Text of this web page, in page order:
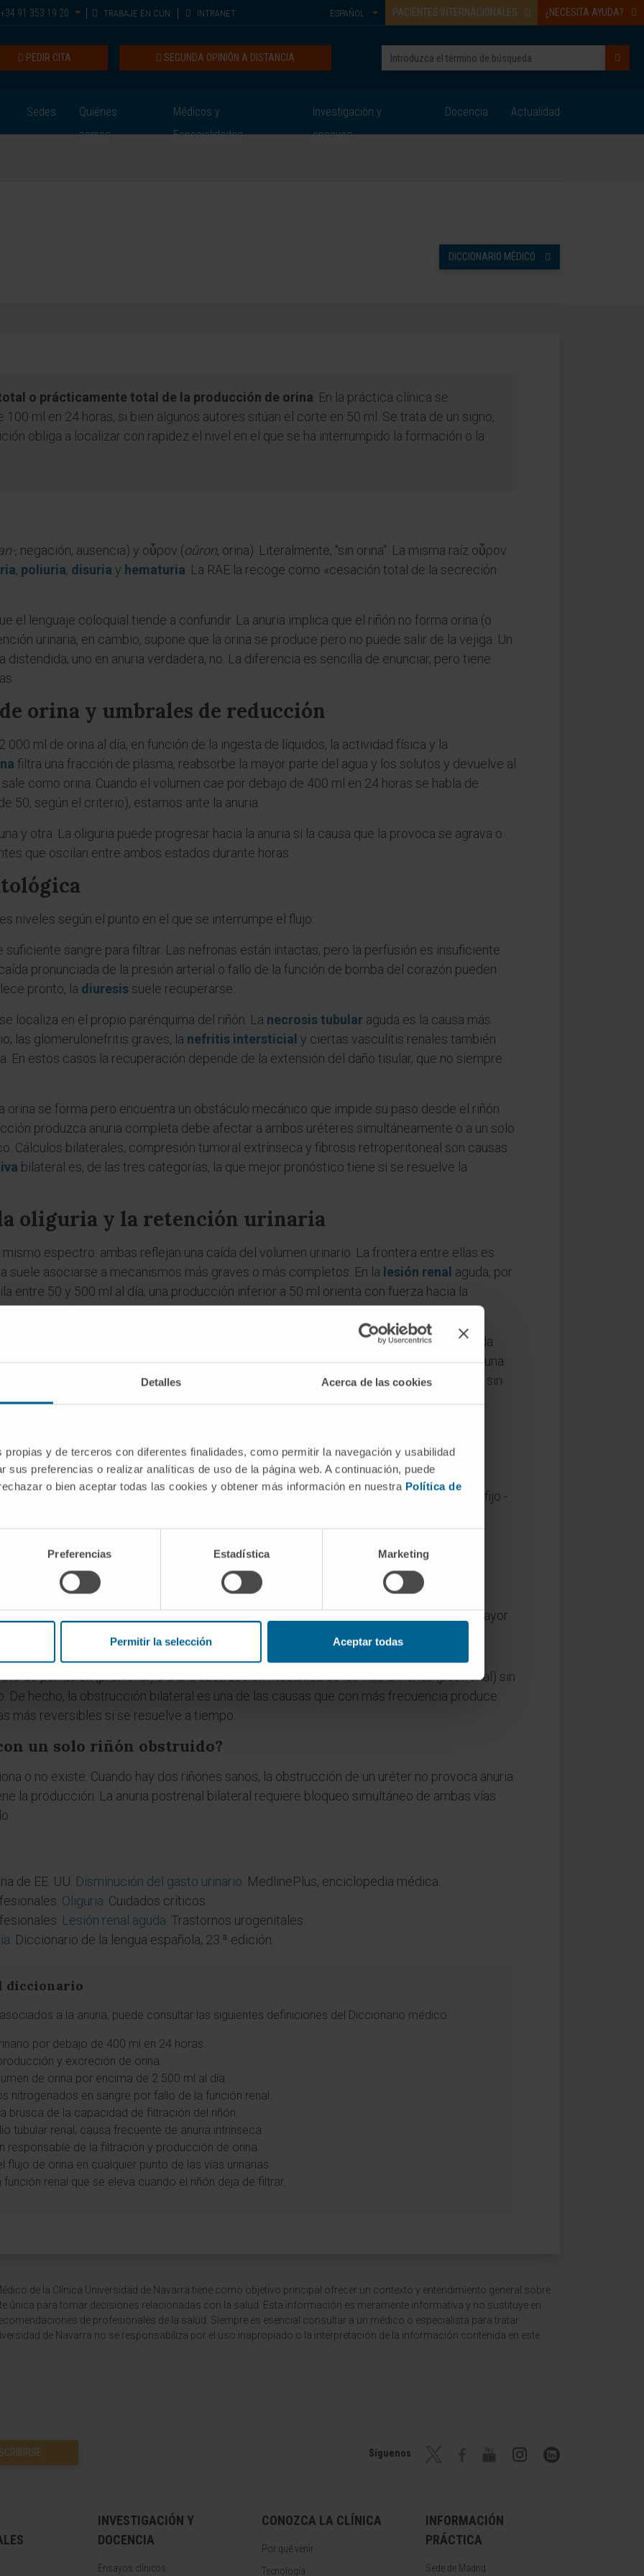
Detalles Acerca de las cookies
propias y de terceros con diferentes finalidades, como permitir la navegación y usabilidad
sus preferencias o realizar analíticas de uso de la página web. A continuación, puede
o bien aceptar todas las cookies y obtener más información en nuestra Política de
Preferencias Estadística Marketing
Permitir la selección Aceptar todas
+34 91 353 19 20 TRABAJE EN CUN INTRANET PACIENTES INTERNACIONALES ¿NECESITA AYUDA?
ESPAÑOL
SEGUNDA OPINIÓN A DISTANCIA
PEDIR CITA
Sedes
Quiénes
somos
Médicos y
Especialidades
Investigación y
ensayos
Docencia Actualidad
DICCIONARIO MÉDICO
o prácticamente total de la producción de orina . En la práctica clínica se
ml en 24 horas, si bien algunos autores sitúan el corte en 50 ml. Se trata de un signo,
obliga a localizar con rapidez el nivel en el que se ha interrumpido la formación o la
, negación, ausencia) y οὖρον (oûron, orina). Literalmente, "sin orina". La misma raíz οὖρον
, poliuria, disuria y hematuria . La RAE la recoge como «cesación total de la secreción
el lenguaje coloquial tiende a confundir. La anuria implica que el riñón no forma orina (o
urinaria, en cambio, supone que la orina se produce pero no puede salir de la vejiga. Un
uno en anuria verdadera, no. La diferencia es sencilla de enunciar, pero tiene
orina y umbrales de reducción
000 ml de orina al día, en función de la ingesta de líquidos, la actividad física y la
filtra una fracción de plasma, reabsorbe la mayor parte del agua y los solutos y devuelve al
como orina. Cuando el volumen cae por debajo de 400 ml en 24 horas se habla de
50, según el criterio), estamos ante la anuria.
y otra. La oliguria puede progresar hacia la anuria si la causa que la provoca se agrava o
que oscilan entre ambos estados durante horas.
niveles según el punto en el que se interrumpe el flujo:
suficiente sangre para filtrar. Las nefronas están intactas, pero la perfusión es insuficiente.
pronunciada de la presión arterial o fallo de la función de bomba del corazón pueden
pronto, la diuresis suele recuperarse.
localiza en el propio parénquima del riñón. La necrosis tubular aguda es la causa más
las glomerulonefritis graves, la nefritis intersticial y ciertas vasculitis renales también
En estos casos la recuperación depende de la extensión del daño tisular, que no siempre
orina se forma pero encuentra un obstáculo mecánico que impide su paso desde el riñón
produzca anuria completa debe afectar a ambos uréteres simultáneamente o a un solo
Cálculos bilaterales, compresión tumoral extrínseca y fibrosis retroperitoneal son causas
bilateral es, de las tres categorías, la que mejor pronóstico tiene si se resuelve la
oliguria y la retención urinaria
espectro: ambas reflejan una caída del volumen urinario. La frontera entre ellas es
suele asociarse a mecanismos más graves o más completos. En la lesión renal aguda, por
entre 50 y 500 ml al día; una producción inferior a 50 ml orienta con fuerza hacia la
cortical.
es distinto. El paciente retencionista acumula orina en la vejiga porque la salida
prostático), pero el riñón sigue filtrando con normalidad. La exploración física y una
las dos situaciones. Es una distinción que parece obvia sobre el papel; en la práctica, sin
el paciente lleva horas sin orinar y la información clínica disponible es escasa.
anuria?
y οὖρον ("orina"). La voz pasó al latín científico como
y de ahí al español. El sufijo -
nefrológicos y urológicos: oliguria, poliuria, disuria,
oliguria?
de orina por debajo de 400 ml en 24 horas; la anuria implica menos de 100 ml (o
muchas causas, pero la anuria señala habitualmente un grado de compromiso mayor.
renal?
de perfusión (prerrenal) o a una obstrucción mecánica de las vías urinarias (postrenal) sin
De hecho, la obstrucción bilateral es una de las causas que con más frecuencia produce
más reversibles si se resuelve a tiempo.
un solo riñón obstruido?
o no existe. Cuando hay dos riñones sanos, la obstrucción de un uréter no provoca anuria
la producción. La anuria postrenal bilateral requiere bloqueo simultáneo de ambas vías
de EE. UU. Disminución del gasto urinario . MedlinePlus, enciclopedia médica.
Oliguria . Cuidados críticos.
Lesión renal aguda . Trastornos urogenitales.
. Diccionario de la lengua española, 23.ª edición.
diccionario
a la anuria, puede consultar las siguientes definiciones del Diccionario médico:
por debajo de 400 ml en 24 horas.
y excreción de orina.
de orina por encima de 2 500 ml al día.
nitrogenados en sangre por fallo de la función renal.
brusca de la capacidad de filtración del riñón.
tubular renal, causa frecuente de anuria intrínseca.
responsable de la filtración y producción de orina.
flujo de orina en cualquier punto de las vías urinarias.
renal que se eleva cuando el riñón deja de filtrar.
de la Clínica Universidad de Navarra tiene como objetivo principal ofrecer un contexto y entendimiento general sobre
única para tomar decisiones relacionadas con la salud. Esta información es meramente informativa y no sustituye en
de profesionales de la salud. Siempre es esencial consultar a un médico o especialista para tratar
de Navarra no se responsabiliza por el uso inapropiado o la interpretación de la información contenida en este
Síguenos
INVESTIGACIÓN Y
DOCENCIA
Ensayos clínicos
CONOZCA LA CLÍNICA
Por qué venir
Tecnología
INFORMACIÓN
PRÁCTICA
Sede de Madrid